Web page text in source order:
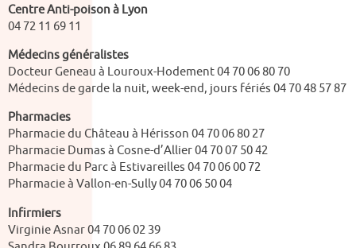
Centre Anti-poison à Lyon
04 72 11 69 11
Médecins généralistes
Docteur Geneau à Louroux-Hodement 04 70 06 80 70
Médecins de garde la nuit, week-end, jours fériés 04 70 48 57 87
Pharmacies
Pharmacie du Château à Hérisson 04 70 06 80 27
Pharmacie Dumas à Cosne-d’Allier 04 70 07 50 42
Pharmacie du Parc à Estivareilles 04 70 06 00 72
Pharmacie à Vallon-en-Sully04 70 06 50 04
Infirmiers
Virginie Asnar 04 70 06 02 39